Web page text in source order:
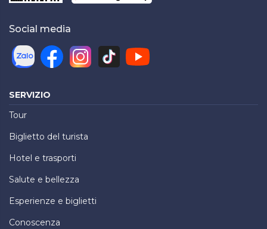
Social media
SERVIZIO
Tour
Biglietto del turista
Hotel e trasporti
Salute e bellezza
Esperienze e biglietti
Conoscenza